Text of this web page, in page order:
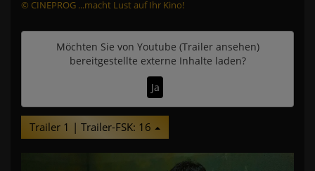
© CINEPROG ...macht Lust auf Ihr Kino!
Möchten Sie von Youtube (Trailer ansehen)
bereitgestellte externe Inhalte laden?
Ja
Trailer 1 | Trailer-FSK: 16